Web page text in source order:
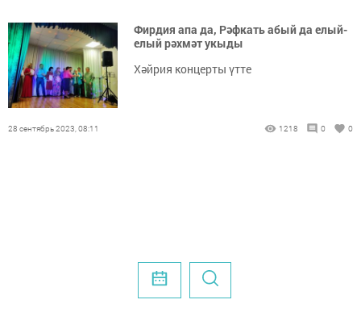
Фирдия апа да, Рәфкать абый да елый-
елый рәхмәт укыды
Хәйрия концерты үтте
28 сентябрь 2023, 08:11 1218 0 0